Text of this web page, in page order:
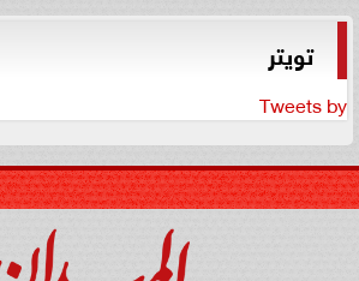
تويتر
Tweets by